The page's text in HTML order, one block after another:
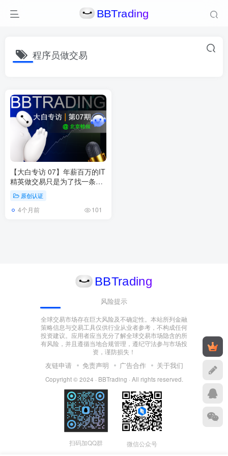
程序员做交易
【大白专访 07】年薪百万的IT
精英做交易只是为了找一条后
路
原创认证
4个月前 101
风险提示
全球交易市场存在巨大风险及不确定性。本站所列金融
策略信息与交易工具仅供行业从业者参考，不构成任何
投资建议。应用者应当充分了解全球交易市场隐含的所
有风险，并且遵循当地合规管理，遵纪守法参与市场投
资，谨防损失！
友链申请 免责声明 广告合作 关于我们
Copyright © 2024 · BBTrading · All rights reserved
扫码加QQ群 微信公众号